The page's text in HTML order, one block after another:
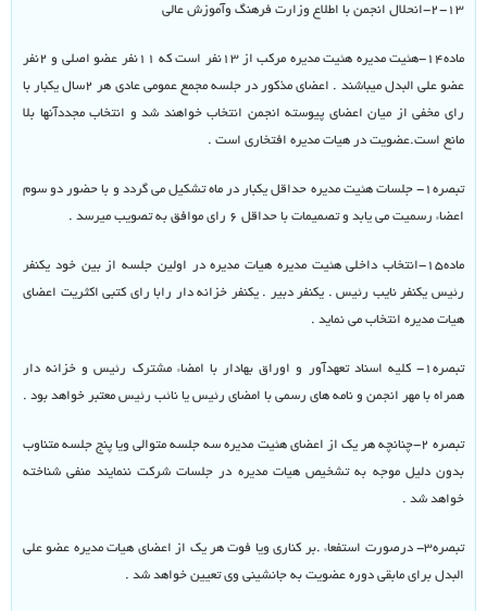
۲-۱۳-انحلال انجمن با اطلاع وزارت فرهنگ وآموزش عالی
ماده۱۴-هئیت مدیره هئیت مدیره مرکب از ۱۳نفر است که ۱۱نفر عضو اصلی و ۲نفر
عضو علی البدل میباشند . اعضای مذکور در جلسه مجمع عمومی عادی هر ۲سال یکبار با
رای مخفی از میان اعضای پیوسته انجمن انتخاب خواهند شد و انتخاب مجددآنها بلا
مانع است.عضویت در هیات مدیره افتخاری است .
تبصره۱- جلسات هئیت مدیره حداقل یکبار در ماه تشکیل می گردد و با حضور دو سوم
اعضاء رسمیت می یابد و تصمیمات با حداقل ۶ رای موافق به تصویب میرسد .
ماده۱۵-انتخاب داخلی هئیت مدیره هیات مدیره در اولین جلسه از بین خود یکنفر
رئیس یکنفر نایب رئیس . یکنفر دبیر . یکنفر خزانه دار رابا رای کتبی اکثریت اعضای
هیات مدیره انتخاب می نماید .
تبصره۱- کلیه اسناد تعهدآور و اوراق بهادار با امضاء مشترک رئیس و خزانه دار
همراه با مهر انجمن و نامه های رسمی با امضای رئیس یا نائب رئیس معتبر خواهد بود .
تبصره ۲-چنانچه هر یک از اعضای هئیت مدیره سه جلسه متوالی ویا پنج جلسه متناوب
بدون دلیل موجه به تشخیص هیات مدیره در جلسات شرکت ننمایند منفی شناخته
خواهد شد .
تبصره۳- درصورت استفعاء .بر کناری ویا فوت هر یک از اعضای هیات مدیره عضو علی
البدل برای مابقی دوره عضویت به جانشینی وی تعیین خواهد شد .